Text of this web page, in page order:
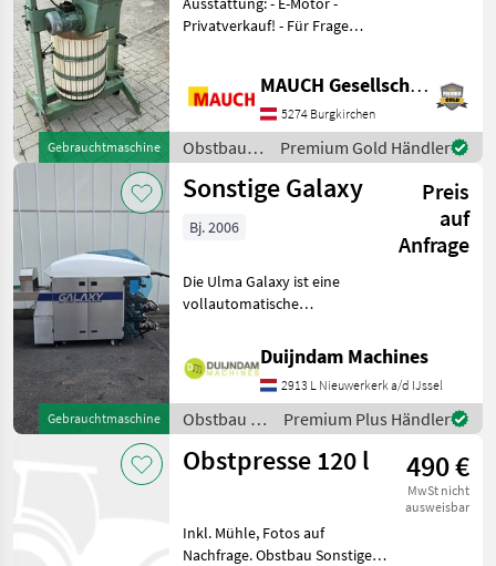
Gebrauchtmaschine
Privatverkauf! - Für Fragen
ausreichend Zeit für Sie
nehmen kann, bitte ich Sie
MAUCH Gesellschaft m.b.H. & Co.KG
5274 Burgkirchen
Obstbau /
Sonstige
Premium Gold Händler
Gebrauchtmaschine
Sonstige Galaxy
Preis
auf
Anfrage
Bj. 2006
Die Ulma Galaxy ist eine
vollautomatische
zum Verpacken von
Frischprodukten auf
Gemüse, Obst und Frisch
Duijndam Machines
2913 L Nieuwerkerk a/d IJssel
Obstbau /
Sonstige
Premium Plus Händler
Obstpresse 120 l 490 €
MwSt nicht
ausweisbar
Inkl. Mühle, Fotos auf
Nachfrage. Obstbau Sonstige